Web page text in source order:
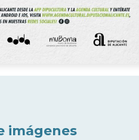
imágenes